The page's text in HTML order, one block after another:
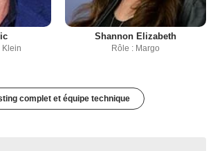
Klein
Shannon Elizabeth
Rôle : Margo
complet et équipe technique